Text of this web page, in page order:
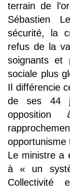
terrain de
Sébastien
sécurité, la
refus de la
soignants et
sociale plus
Il différencie
de ses 44
opportunisme
Le ministre a
à « un
Collectivité